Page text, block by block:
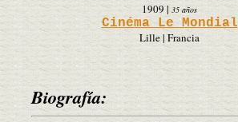
1909| 35 años
Cinéma Le Mondial
Lille | Francia
Biografía: